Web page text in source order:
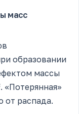
масс
образовании
массы
«Потерянная»
от распада.